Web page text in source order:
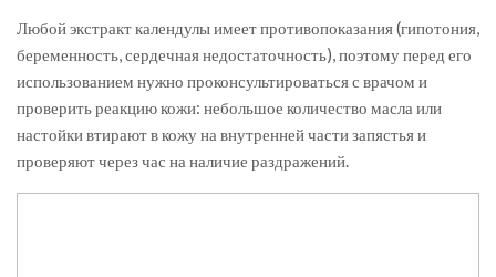
Любой экстракт календулы имеет противопоказания (гипотония,
беременность, сердечная недостаточность), поэтому перед его
использованием нужно проконсультироваться с врачом и
проверить реакцию кожи: небольшое количество масла или
настойки втирают в кожу на внутренней части запястья и
проверяют через час на наличие раздражений.